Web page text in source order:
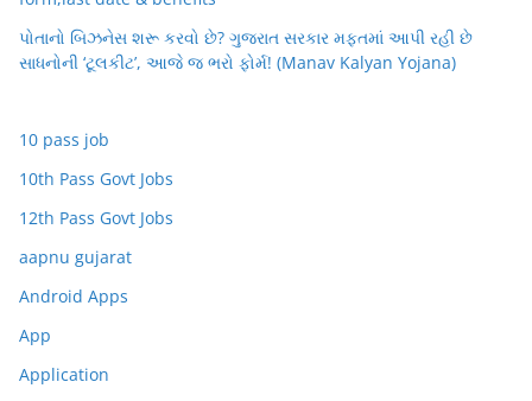
પોતાનો બિઝનેસ શરૂ કરવો છે? ગુજરાત સરકાર મફતમાં આપી રહી છે
સાધનોની ‘ટૂલકીટ’, આજે જ ભરો ફોર્મ! (Manav Kalyan Yojana)
10 pass job
10th Pass Govt Jobs
12th Pass Govt Jobs
aapnu gujarat
Android Apps
App
Application